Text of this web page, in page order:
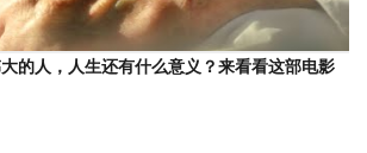
大的人，人生还有什么意义？来看看这部电影